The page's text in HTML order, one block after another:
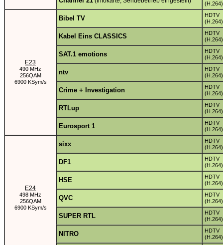
(H.264)
E23
490 MHz
256QAM
6900 KSym/s
Bibel TV
HDTV
(H.264)
Kabel Eins CLASSICS
HDTV
(H.264)
SAT.1 emotions
HDTV
(H.264)
ntv
HDTV
(H.264)
Crime + Investigation
HDTV
(H.264)
RTLup
HDTV
(H.264)
Eurosport 1
HDTV
(H.264)
E24
498 MHz
256QAM
6900 KSym/s
sixx
HDTV
(H.264)
DF1
HDTV
(H.264)
HSE
HDTV
(H.264)
QVC
HDTV
(H.264)
SUPER RTL
HDTV
(H.264)
NITRO
HDTV
(H.264)